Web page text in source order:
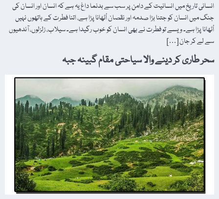
انسانی تاریخ میں انسانیت کے دامن پر سب سے بدنما داغ یہ ہے کہ انسان اور انسان کی
جنگ میں انسان کو جتنا بڑا صدمہ اور نقصان اُٹھانا پڑا ہے، اتنا فطرت کے ہاتھوں نہیں
اُٹھانا پڑا ہے۔ ویسے تو فطرت نے بھی انسان کو خوب رگیدا ہے۔ سیلاب، زلزلوں، آندھیوں
سے لے کر جان […]
سحر طاری کر دینے والا سیاحتی مقام گبینہ جبہ